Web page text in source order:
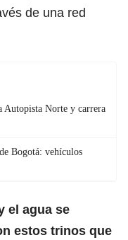
de una red
Autopista Norte y carrera
Bogotá: vehículos
el agua se
estos trinos que